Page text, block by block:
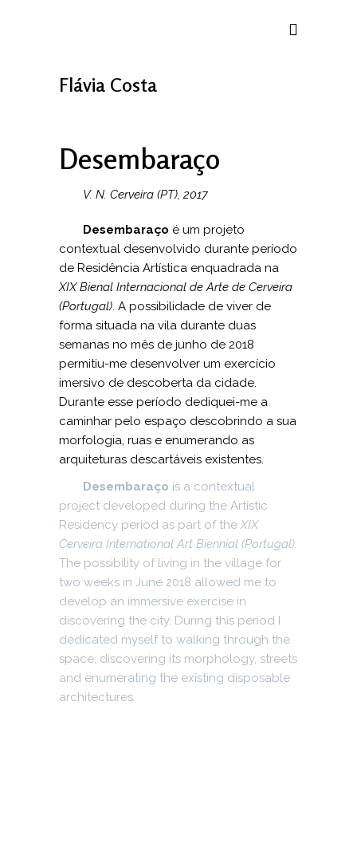
Flávia Costa
Desembaraço
V. N. Cerveira (PT), 2017
Desembaraço é um projeto
contextual desenvolvido durante período
de Residência Artística enquadrada na
XIX Bienal Internacional de Arte de Cerveira
(Portugal). A possibilidade de viver de
forma situada na vila durante duas
semanas no mês de junho de 2018
permitiu-me desenvolver um exercício
imersivo de descoberta da cidade.
Durante esse período dediquei-me a
caminhar pelo espaço descobrindo a sua
morfologia, ruas e enumerando as
arquiteturas descartáveis existentes.
Desembaraço is a contextual
project developed during the Artistic
Residency period as part of theXIX
Cerveira International Art Biennial (Portugal).
The possibility of living in the village for
two weeks in June 2018 allowed me to
develop an immersive exercise in
discovering the city. During this period I
dedicated myself to walking through the
space, discovering its morphology, streets
and enumerating the existing disposable
architectures.